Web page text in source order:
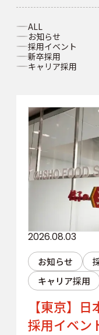
2026.08.03
お知らせ
キャリア採用
【東京】
採用イベン
ALL
お知らせ
採用イベント
新卒採用
キャリア採用